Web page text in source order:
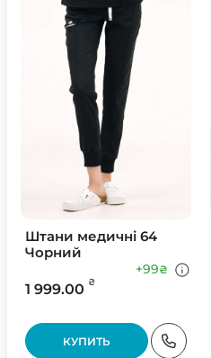
Штани медичні 64
Чорний
1 999.00 ₴
+99₴
КУПИТЬ